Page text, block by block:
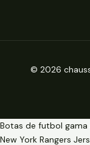
© 2026
Botas de futbol gama
New York Rangers